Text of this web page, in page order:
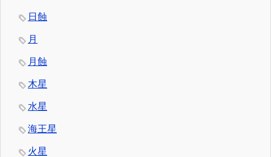
日蝕
月
月蝕
木星
水星
海王星
火星